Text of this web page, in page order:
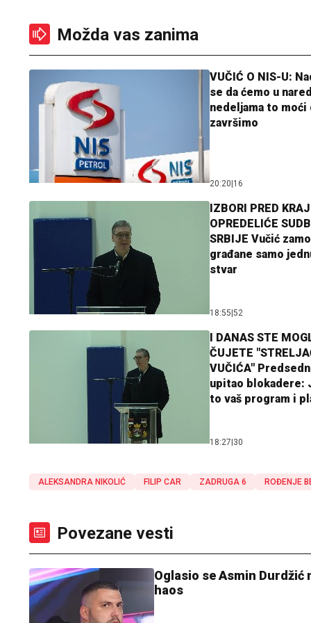
Možda vas zanima
VUČIĆ O NIS-U:
se da ćemo u
nedeljama to moći
završimo
20:20|16
IZBORI PRED
OPREDELIĆE
SRBIJE Vučić
građane samo
stvar
18:55|52
I DANAS STE
ČUJETE
VUČIĆA"
upitao blokadere:
to vaš program i
18:27|30
ALEKSANDRA NIKOLIĆ FILIP CAR ZADRUGA 6 ROĐENJE
Povezane vesti
Oglasio se Asmin Durdžić
haos